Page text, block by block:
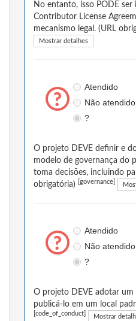
No entanto, isso PODE
Contributor License
mecanismo legal. (URL
Mostrar detalhes
Atendido
Não atendido
?
O projeto DEVE definir e
modelo de governança do
toma decisões, incluindo
obrigatória)
[governance]
Atendido
Não atendido
?
O projeto DEVE adotar
publicá-lo em um local
[code_of_conduct] Mostrar